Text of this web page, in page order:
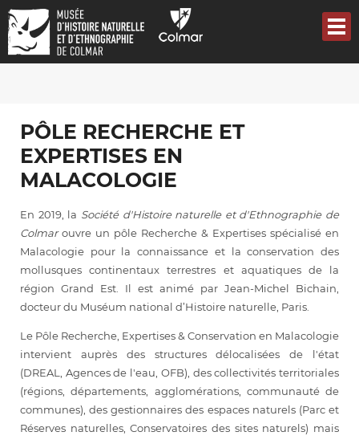
Aller
au
contenu
principal
PÔLE RECHERCHE ET
EXPERTISES EN
MALACOLOGIE
En 2019, la Société d'Histoire naturelle et d'Ethnographie de
Colmarouvre un pôle Recherche & Expertises spécialisé en
Malacologie pour la connaissance et la conservation des
mollusques continentaux terrestres et aquatiques de la
région Grand Est. Il est animé par Jean-Michel Bichain,
docteur du Muséum national d’Histoire naturelle, Paris.
Le Pôle Recherche, Expertises & Conservation en Malacologie
intervient auprès des structures délocalisées de l'état
(DREAL, Agences de l'eau, OFB), des collectivités territoriales
(régions, départements, agglomérations, communauté de
communes), des gestionnaires des espaces naturels (Parc et
Réserves naturelles, Conservatoires des sites naturels) mais